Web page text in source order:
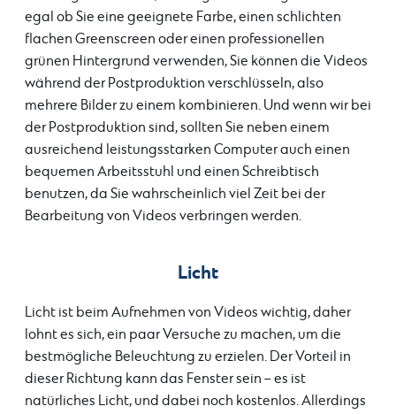
egal ob Sie eine geeignete Farbe, einen schlichten
flachen Greenscreen oder einen professionellen
grünen Hintergrund verwenden, Sie können die Videos
während der Postproduktion verschlüsseln, also
mehrere Bilder zu einem kombinieren. Und wenn wir bei
der Postproduktion sind, sollten Sie neben einem
ausreichend leistungsstarken Computer auch einen
bequemen Arbeitsstuhl und einen Schreibtisch
benutzen, da Sie wahrscheinlich viel Zeit bei der
Bearbeitung von Videos verbringen werden.
Licht
Licht ist beim Aufnehmen von Videos wichtig, daher
lohnt es sich, ein paar Versuche zu machen, um die
bestmögliche Beleuchtung zu erzielen. Der Vorteil in
dieser Richtung kann das Fenster sein – es ist
natürliches Licht, und dabei noch kostenlos. Allerdings